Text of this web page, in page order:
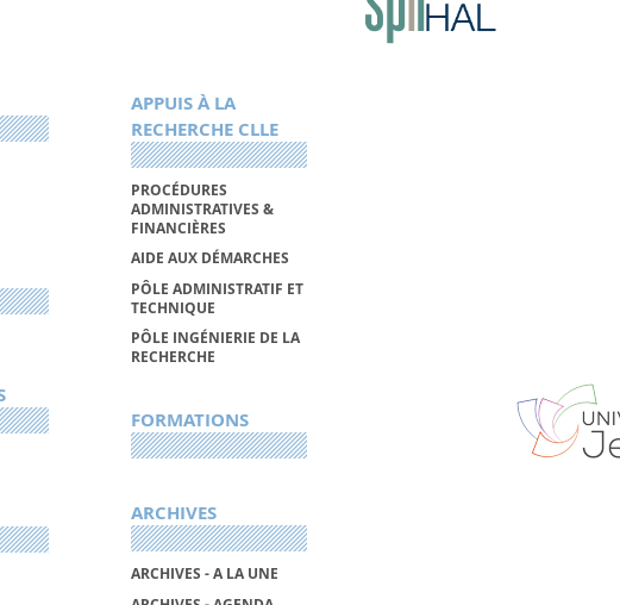
APPUIS À LA
RECHERCHE CLLE
PROCÉDURES
ADMINISTRATIVES &
FINANCIÈRES
AIDE AUX DÉMARCHES
PÔLE ADMINISTRATIF ET
TECHNIQUE
PÔLE INGÉNIERIE DE LA
RECHERCHE
FORMATIONS
ARCHIVES
ARCHIVES - A LA UNE